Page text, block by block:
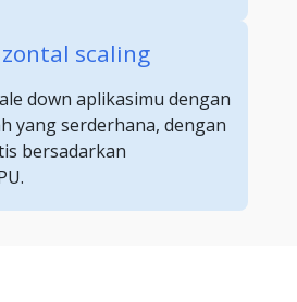
scaling
down aplikasimu dengan
yang serderhana, dengan
bersadarkan